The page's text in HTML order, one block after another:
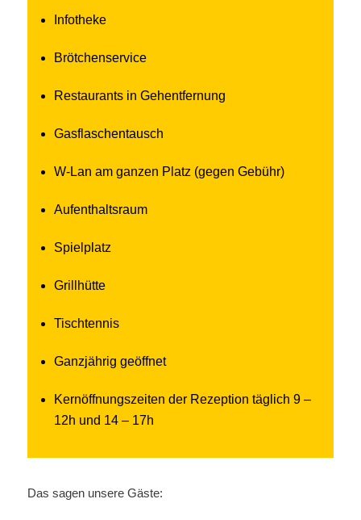
Infotheke
Brötchenservice
Restaurants in Gehentfernung
Gasflaschentausch
W-Lan am ganzen Platz (gegen Gebühr)
Aufenthaltsraum
Spielplatz
Grillhütte
Tischtennis
Ganzjährig geöffnet
Kernöffnungszeiten der Rezeption täglich 9 –
12h und 14 – 17h
Das sagen unsere Gäste: